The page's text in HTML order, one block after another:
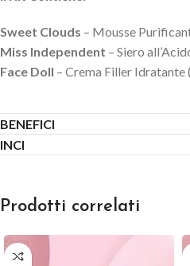
Sweet Clouds – Mousse
Miss Independent – Siero
Face Doll – Crema Filler Idratante
BENEFICI
INCI
Prodotti correlati